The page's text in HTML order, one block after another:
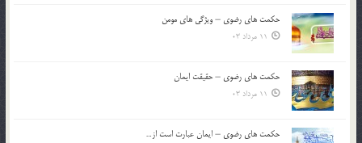
حکمت های رضوی – ویژگی های مومن
11 مرداد 03
حکمت های رضوی – حقیقت ایمان
11 مرداد 03
حکمت های رضوی – ایمان عبارت است از…